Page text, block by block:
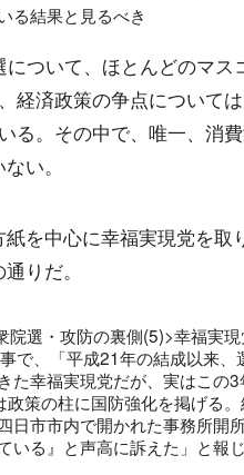
る結果と見るべき
ついて、ほとんどのマ
経済政策の争点について
る。その中で、唯一、消
い。
を中心に幸福実現党を取
りだ。
院選・攻防の裏側(5)>幸福実
で、「平成21年の結成以来、
た幸福実現党だが、実はこの
政策の柱に国防強化を掲げる
日市市内で開かれた事務所開
いる』と声高に訴えた」と報じ